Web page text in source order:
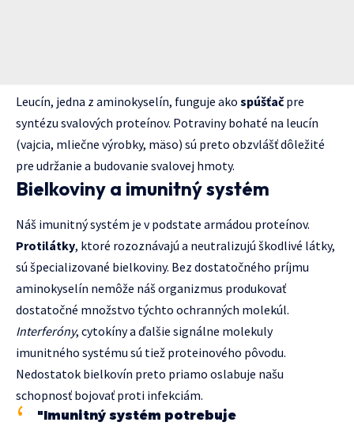
Leucín, jedna z aminokyselín, funguje ako spúšťačpre
syntézu svalových proteínov. Potraviny bohaté na leucín
(vajcia, mliečne výrobky, mäso) sú preto obzvlášť dôležité
pre udržanie a budovanie svalovej hmoty.
Bielkoviny a imunitný systém
Náš imunitný systém je v podstate armádou proteínov.
Protilátky, ktoré rozoznávajú a neutralizujú škodlivé látky,
sú špecializované bielkoviny. Bez dostatočného príjmu
aminokyselín nemôže náš organizmus produkovať
dostatočné množstvo týchto ochranných molekúl.
Interferóny, cytokíny a ďalšie signálne molekuly
imunitného systému sú tiež proteinového pôvodu.
Nedostatok bielkovín preto priamo oslabuje našu
schopnosť bojovať proti infekciám.
"Imunitný systém potrebuje